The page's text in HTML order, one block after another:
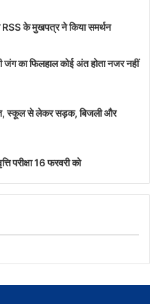
RSS के मुखपत्र ने किया समर्थन
जंग का फिलहाल कोई अंत होता नजर नहीं
स्कूल से लेकर सड़क, बिजली और
परीक्षा 16 फरवरी को